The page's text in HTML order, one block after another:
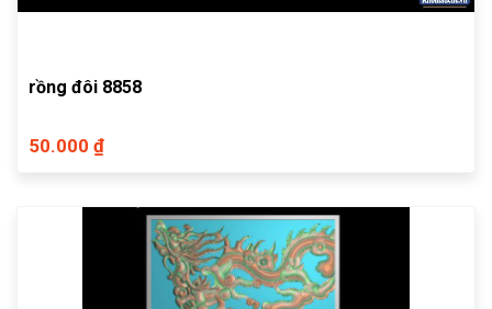
rồng đôi 8858
50.000 ₫